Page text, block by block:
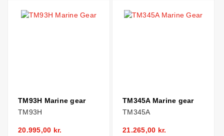
TM93H Marine gear
TM93H
20.995,00 kr.
TM345A Marine gear
TM345A
21.265,00 kr.